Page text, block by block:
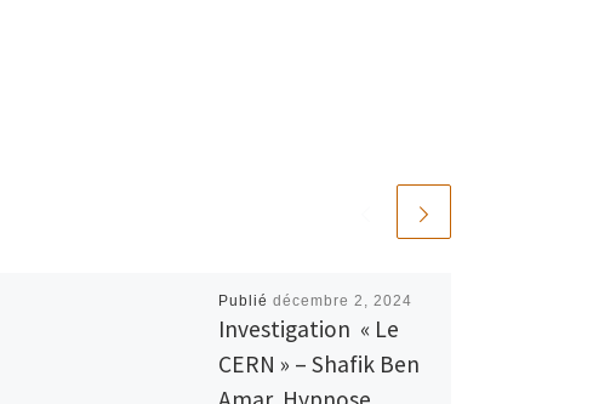
Publié décembre 2, 2024
Investigation « Le
CERN » – Shafik Ben